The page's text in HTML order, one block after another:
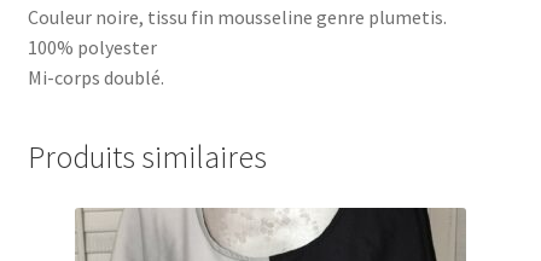
Couleur noire, tissu fin mousseline genre plumetis.
100% polyester
Mi-corps doublé.
Produits similaires